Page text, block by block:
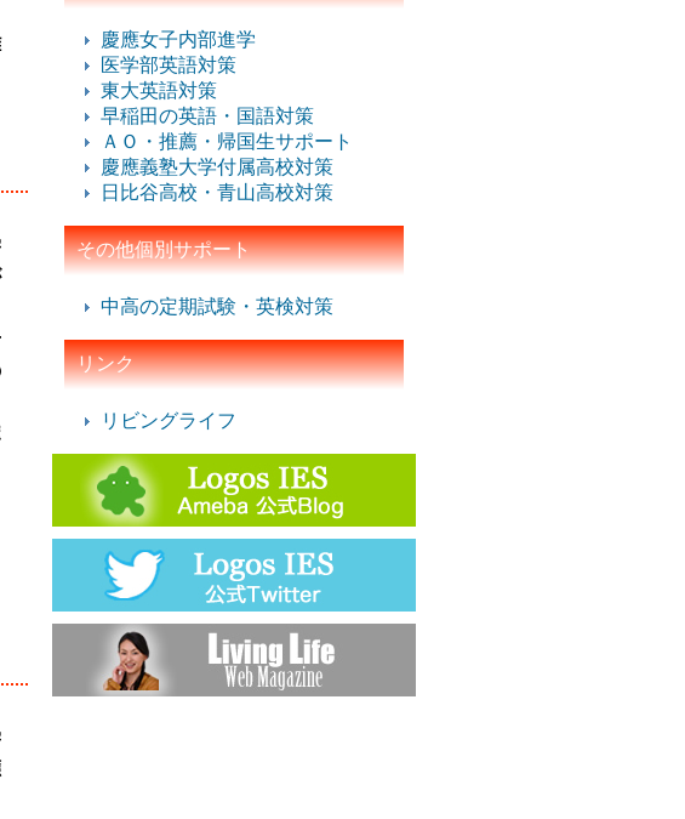
慶應女子内部進学
医学部英語対策
東大英語対策
早稲田の英語・国語対策
ＡＯ・推薦・帰国生サポート
慶應義塾大学付属高校対策
日比谷高校・青山高校対策
その他個別サポート
中高の定期試験・英検対策
リンク
リビングライフ